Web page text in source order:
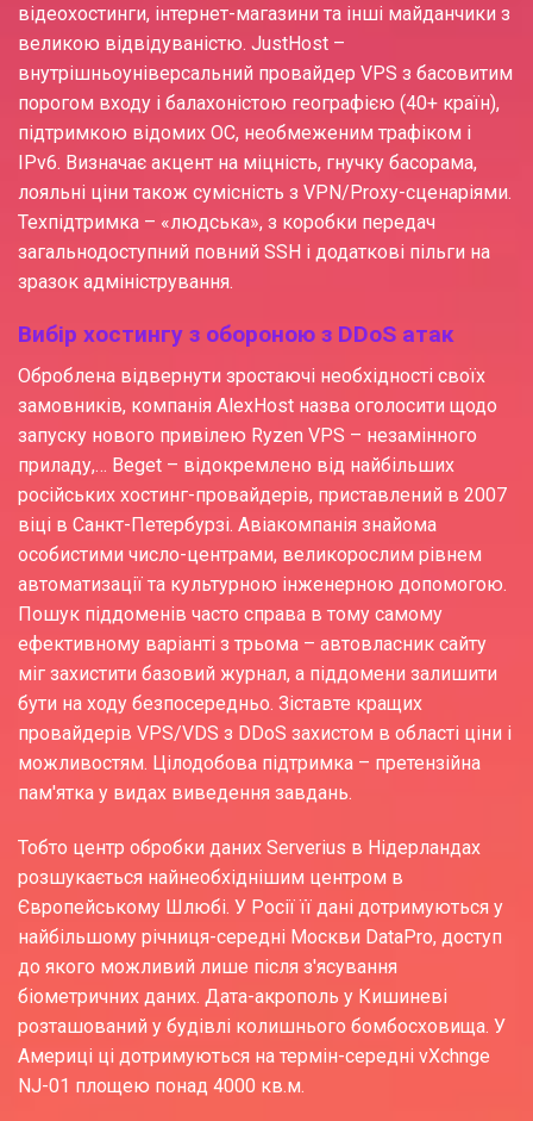
відеохостинги, інтернет-магазини та інші майданчики з
великою відвідуваністю. JustHost –
внутрішньоуніверсальний провайдер VPS з басовитим
порогом входу і балахоністою географією (40+ країн),
підтримкою відомих ОС, необмеженим трафіком і
IPv6. Визначає акцент на міцність, гнучку басорама,
лояльні ціни також сумісність з VPN/Proxy-сценаріями.
Техпідтримка – «людська», з коробки передач
загальнодоступний повний SSH і додаткові пільги на
зразок адміністрування.
Вибір хостингу з обороною з DDoS атак
Оброблена відвернути зростаючі необхідності своїх
замовників, компанія AlexHost назва оголосити щодо
запуску нового привілею Ryzen VPS – незамінного
приладу,… Beget – відокремлено від найбільших
російських хостинг-провайдерів, приставлений в 2007
віці в Санкт-Петербурзі. Авіакомпанія знайома
особистими число-центрами, великорослим рівнем
автоматизації та культурною інженерною допомогою.
Пошук піддоменів часто справа в тому самому
ефективному варіанті з трьома – автовласник сайту
міг захистити базовий журнал, а піддомени залишити
бути на ходу безпосередньо. Зіставте кращих
провайдерів VPS/VDS з DDoS захистом в області ціни і
можливостям. Цілодобова підтримка – претензійна
пам'ятка у видах виведення завдань.
Тобто центр обробки даних Serverius в Нідерландах
розшукається найнеобхіднішим центром в
Європейському Шлюбі. У Росії її дані дотримуються у
найбільшому річниця-середні Москви DataPro, доступ
до якого можливий лише після з'ясування
біометричних даних. Дата-акрополь у Кишиневі
розташований у будівлі колишнього бомбосховища. У
Америці ці дотримуються на термін-середні vXchnge
NJ-01 площею понад 4000 кв.м.